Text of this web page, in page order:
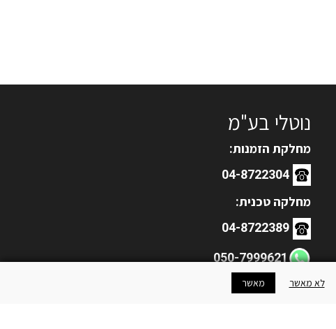
נוטלי בע"מ
מחלקת הזמנות:
04-8722304
מחלקה טכנית:
04-8722389
050-7999621
service2@notaly.co.il
לא מאשר מאשר